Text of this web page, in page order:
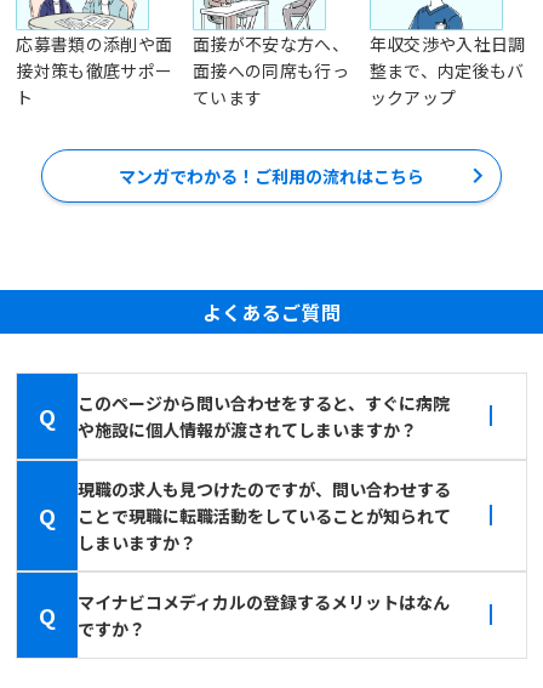
応募書類の添削や面
接対策も徹底サポー
ト
面接が不安な方へ、
面接への同席も行っ
ています
年収交渉や入社日調
整まで、内定後もバ
ックアップ
マンガでわかる！ご利用の流れはこちら
よくあるご質問
Q
このページから問い合わせをすると、すぐに病院
や施設に個人情報が渡されてしまいますか？
Q
現職の求人も見つけたのですが、問い合わせする
ことで現職に転職活動をしていることが知られて
しまいますか？
Q
マイナビコメディカルの登録するメリットはなん
ですか？